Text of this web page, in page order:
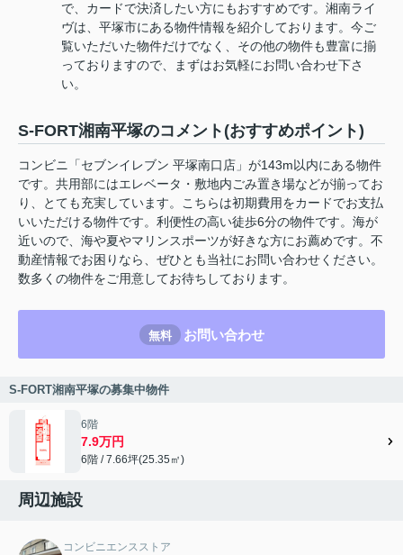
で、カードで決済したい方にもおすすめです。湘南ライ
ヴは、平塚市にある物件情報を紹介しております。今ご
覧いただいた物件だけでなく、その他の物件も豊富に揃
っておりますので、まずはお気軽にお問い合わせ下さ
い。
S-FORT湘南平塚のコメント(おすすめポイント)
コンビニ「セブンイレブン 平塚南口店」が143m以内にある物件
です。共用部にはエレベータ・敷地内ごみ置き場などが揃ってお
り、とても充実しています。こちらは初期費用をカードでお支払
いいただける物件です。利便性の高い徒歩6分の物件です。海が
近いので、海や夏やマリンスポーツが好きな方にお薦めです。不
動産情報でお困りなら、ぜひとも当社にお問い合わせください。
数多くの物件をご用意してお待ちしております。
無料 お問い合わせ
S-FORT湘南平塚の募集中物件
6階
7.9万円
6階 / 7.66坪(25.35㎡)
周辺施設
コンビニエンスストア